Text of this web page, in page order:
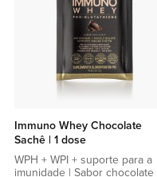
Immuno Whey Chocolate
Sachê | 1 dose
WPH + WPI + suporte para a
imunidade | Sabor chocolate